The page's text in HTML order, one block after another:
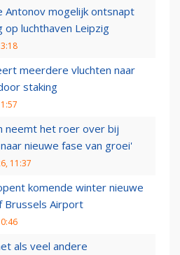
Antonov mogelijk ontsnapt
op luchthaven Leipzig
meerdere vluchten naar
staking
neemt het roer over bij
nieuwe fase van groei'
11:37
komende winter nieuwe
Brussels Airport
als veel andere